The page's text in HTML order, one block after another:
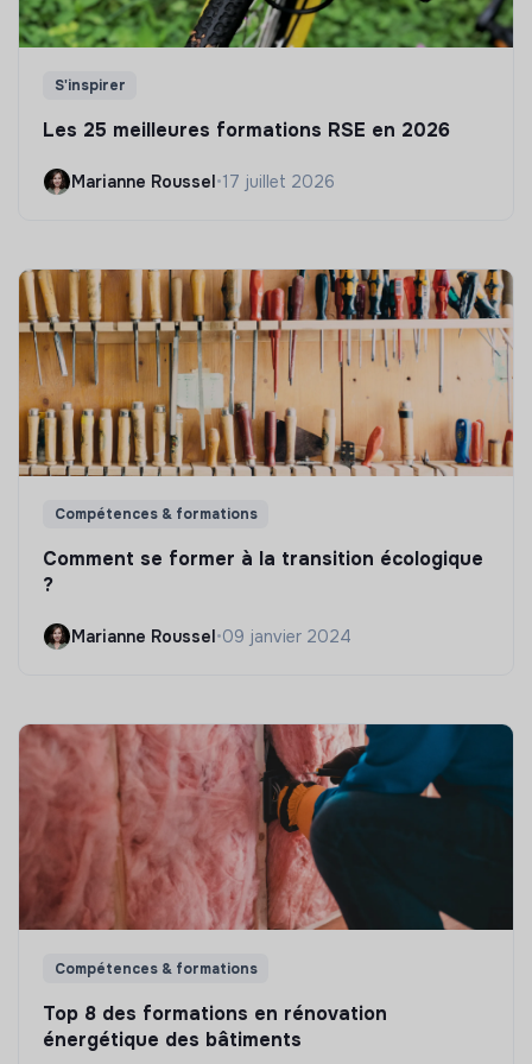
S'inspirer
Les 25 meilleures formations RSE en 2026
Marianne Roussel•17 juillet 2026
Compétences & formations
Comment se former à la transition écologique
?
Marianne Roussel•09 janvier 2024
Compétences & formations
Top 8 des formations en rénovation
énergétique des bâtiments